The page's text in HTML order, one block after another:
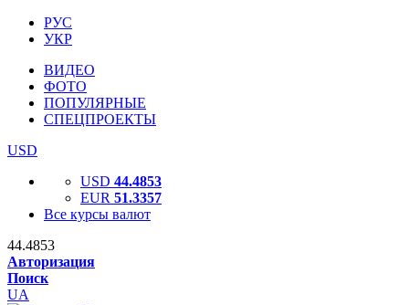
РУС
УКР
ВИДЕО
ФОТО
ПОПУЛЯРНЫЕ
СПЕЦПРОЕКТЫ
USD
USD 44.4853
EUR 51.3357
Все курсы валют
44.4853
Авторизация
Поиск
UA